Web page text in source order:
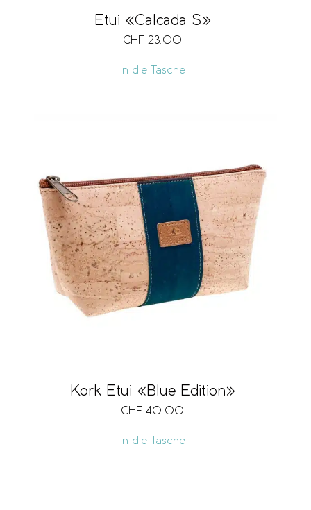
Etui «Calcada S»
CHF 23.00
In die Tasche
Kork Etui «Blue Edition»
CHF 40.00
In die Tasche